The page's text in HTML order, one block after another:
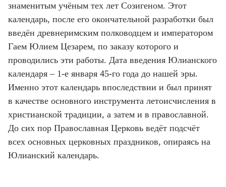
знаменитым учёным тех лет Созигеном. Этот
календарь, после его окончательной разработки был
введён древнеримским полководцем и императором
Гаем Юлием Цезарем, по заказу которого и
проводились эти работы. Дата введения Юлианского
календаря – 1-е января 45-го года до нашей эры.
Именно этот календарь впоследствии и был принят
в качестве основного инструмента летоисчисления в
христианской традиции, а затем и в православной.
До сих пор Православная Церковь ведёт подсчёт
всех основных церковных праздников, опираясь на
Юлианский календарь.